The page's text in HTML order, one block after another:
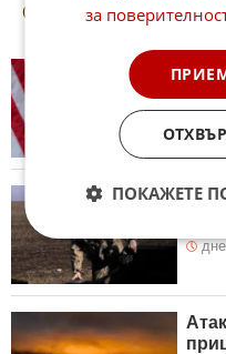
ОЩЕ НОВИНИ ОТ
САЩ
САЩ
за
ПОКАЖЕТЕ